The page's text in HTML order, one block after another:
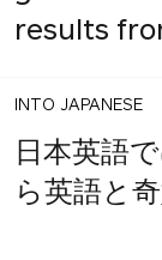
results
INTO JAPANESE
日本英語
ら英語と